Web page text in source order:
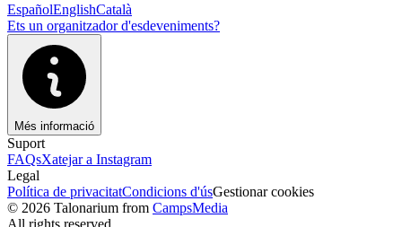
EspañolEnglishCatalà
Ets un organitzador d'esdeveniments?
Més informació
Suport
FAQsXatejar a Instagram
Legal
Política de privacitatCondicions d'úsGestionar cookies
© 2026 Talonarium from CampsMedia
All rights reserved